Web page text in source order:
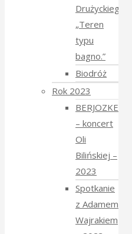
Drużyckiego
„Teren
typu
bagno.”
Biodróż
Rok 2023
BERJOZKELE
– koncert
Oli
Bilińskiej –
2023
Spotkanie
z Adamem
Wajrakiem